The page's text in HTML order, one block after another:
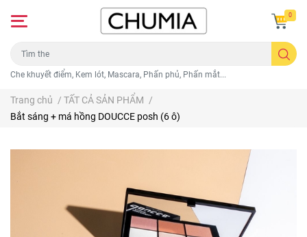
Che khuyết điểm, Kem lót, Mascara, Phấn phủ, Phấn mắt...
0
Trang chủ / TẤT CẢ SẢN PHẨM /
Bắt sáng + má hồng DOUCCE posh (6 ô)